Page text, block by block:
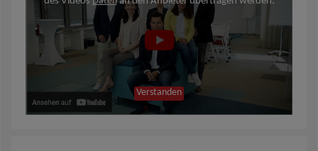
Verstanden